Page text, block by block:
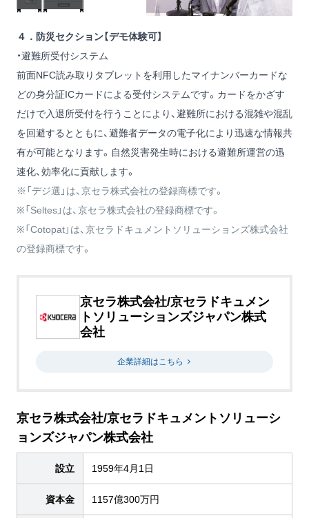
４．防災セクション【デモ体験可】
・避難所受付システム
前面NFC読み取りタブレットを利用したマイナンバーカードな
どの身分証ICカードによる受付システムです。カードをかざす
だけで入退所受付を行うことにより、避難所における混雑や混乱
を回避するとともに、避難者データの電子化により迅速な情報共
有が可能となります。自然災害発生時における避難所運営の迅
速化、効率化に貢献します。
※「デジ選」は、京セラ株式会社の登録商標です。
※「Seltes」は、京セラ株式会社の登録商標です。
※「Cotopat」は、京セラドキュメントソリューションズ株式会社
の登録商標です。
京セラ株式会社/京セラドキュメン
トソリューションズジャパン株式
会社
企業詳細はこちら
京セラ株式会社/京セラドキュメントソリューシ
ョンズジャパン株式会社
設立 1959年4月1日
資本金 1157億300万円